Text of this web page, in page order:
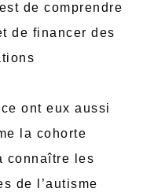
de comprendre
de financer des
ont eux aussi
la cohorte
connaître les
de l’autisme